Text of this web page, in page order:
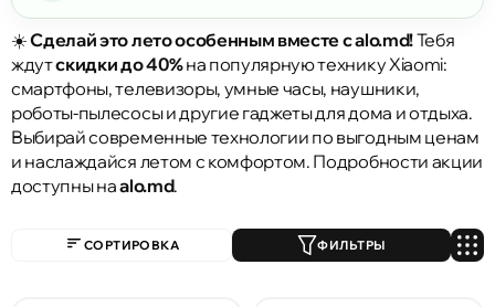
☀️Сделай это лето особенным вместе с alo.md!Тебя
ждутскидки до 40%на популярную технику Xiaomi:
смартфоны, телевизоры, умные часы, наушники,
роботы-пылесосы и другие гаджеты для дома и отдыха.
Выбирай современные технологии по выгодным ценам
и наслаждайся летом с комфортом. Подробности акции
доступны наalo.md.
СОРТИРОВКА ФИЛЬТРЫ